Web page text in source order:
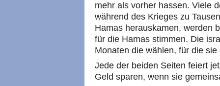
mehr als vorher hassen. Viele
während des Krieges zu
Hamas herauskamen, werden
für die Hamas stimmen. Die
Monaten die wählen, für die
Jede der beiden Seiten feiert
Geld sparen, wenn sie